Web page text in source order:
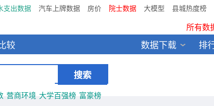
支出数据 汽车上牌数据 房价 院士数据 大模型
县城热度榜
鸥维数据发布：2024中国大
所有数
全新医院库 包含11万多医疗
较 排
数据下载
营商环境 大学百强榜 富豪榜